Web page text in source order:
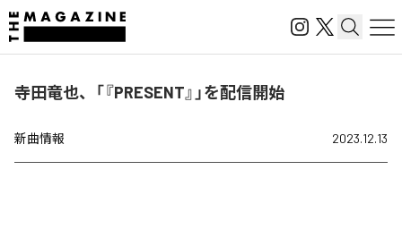
寺田竜也、「『PRESENT』」を配信開始
新曲情報 2023.12.13